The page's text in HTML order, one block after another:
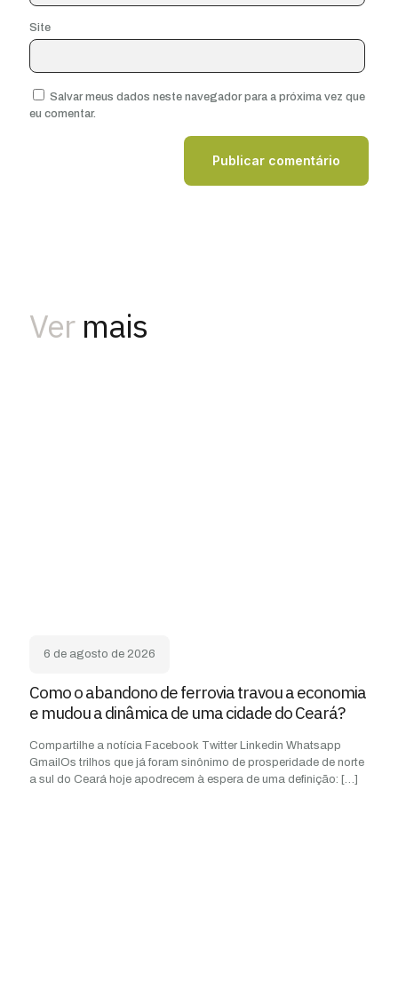
Site
Salvar meus dados neste navegador para a próxima vez que
eu comentar.
Ver mais
6 de agosto de 2026
Como o abandono de ferrovia travou a economia
e mudou a dinâmica de uma cidade do Ceará?
Compartilhe a notícia Facebook Twitter Linkedin Whatsapp
GmailOs trilhos que já foram sinônimo de prosperidade de norte
a sul do Ceará hoje apodrecem à espera de uma definição: […]